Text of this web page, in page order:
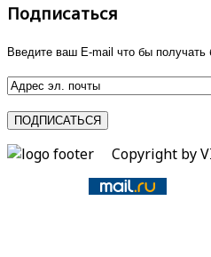
Подписаться
Введите ваш E-mail что бы получать
Copyright by